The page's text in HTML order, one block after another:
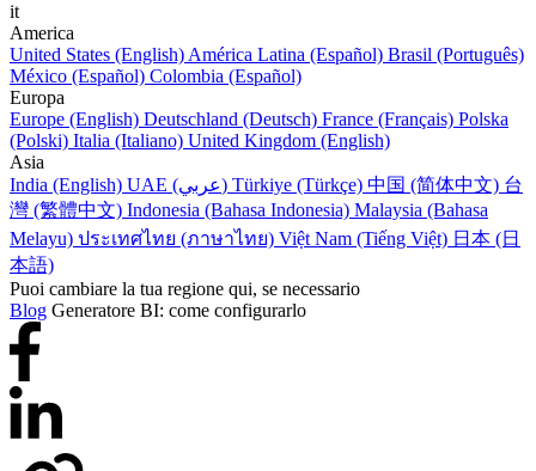
it
America
United States (English) América Latina (Español) Brasil (Português)
México (Español) Colombia (Español)
Europa
Europe (English) Deutschland (Deutsch) France (Français) Polska
(Polski) Italia (Italiano) United Kingdom (English)
Asia
India (English)
UAE (عربي) Türkiye (Türkçe) 中国 (简体中文) 台
灣 (繁體中文) Indonesia (Bahasa Indonesia) Malaysia (Bahasa
Melayu) ประเทศไทย (ภาษาไทย) Việt Nam (Tiếng Việt) 日本 (日
本語)
Puoi cambiare la tua regione qui, se necessario
Blog Generatore BI: come configurarlo